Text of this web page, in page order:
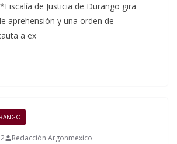
de Justicia de Durango gira
aprehensión y una orden de
a ex
Redacción Argonmexico